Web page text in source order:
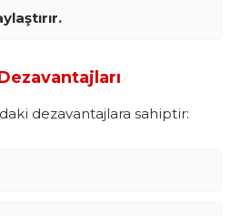
dezavantajlara sahiptir: